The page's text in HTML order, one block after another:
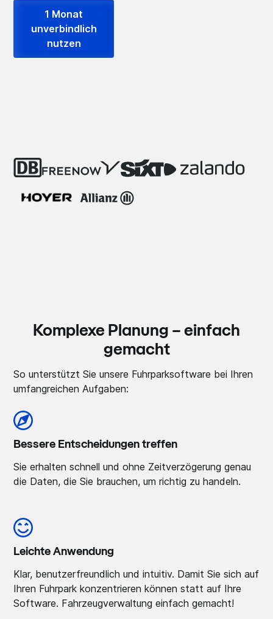
1 Monat
unverbindlich
nutzen
Komplexe Planung – einfach
gemacht
So unterstützt Sie unsere Fuhrparksoftware bei Ihren
umfangreichen Aufgaben:
Bessere Entscheidungen treffen
Sie erhalten schnell und ohne Zeitverzögerung genau
die Daten, die Sie brauchen, um richtig zu handeln.
Leichte Anwendung
Klar, benutzerfreundlich und intuitiv. Damit Sie sich auf
Ihren Fuhrpark konzentrieren können statt auf Ihre
Software. Fahrzeugverwaltung einfach gemacht!